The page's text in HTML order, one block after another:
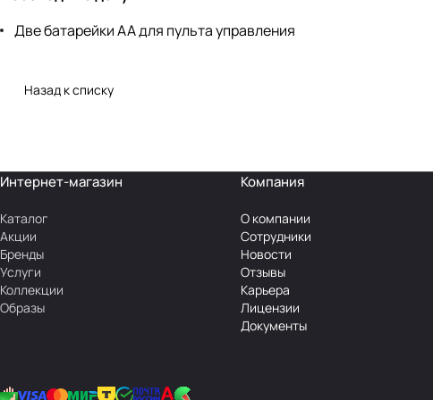
Две батарейки АА для пульта управления
Назад к списку
Интернет-магазин
Каталог
Акции
Бренды
Услуги
Коллекции
Образы
Компания
О компании
Сотрудники
Новости
Отзывы
Карьера
Лицензии
Документы